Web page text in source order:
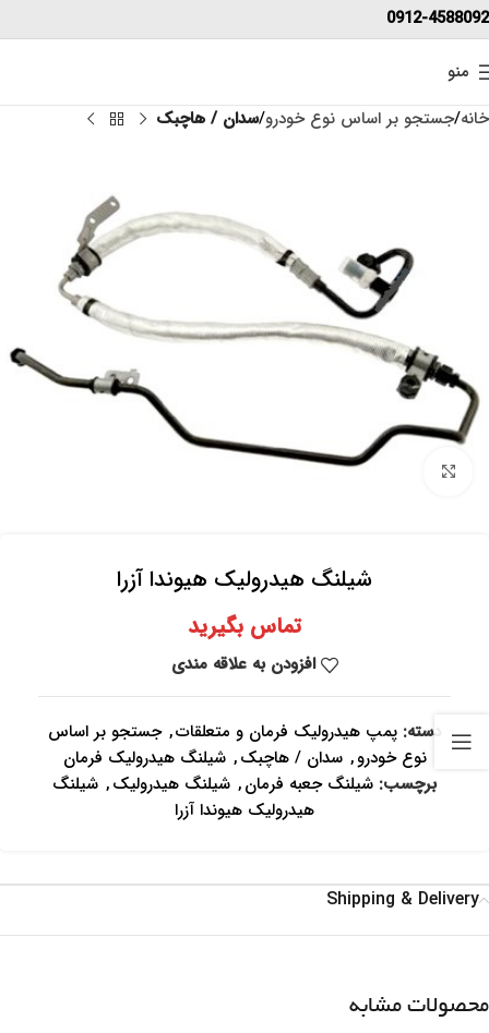
0912-4588092
منو
خانه جستجو بر اساس نوع خودرو سدان / هاچبک
برای بزرگنمایی کلیک کنید
شیلنگ هیدرولیک هیوندا آزرا
تماس بگیرید
افزودن به علاقه مندی
دسته: پمپ هیدرولیک فرمان و متعلقات, جستجو بر اساس
نوع خودرو, سدان / هاچبک, شیلنگ هیدرولیک فرمان
برچسب: شیلنگ جعبه فرمان, شیلنگ هیدرولیک, شیلنگ
هیدرولیک هیوندا آزرا
Shipping & Delivery
محصولات مشابه